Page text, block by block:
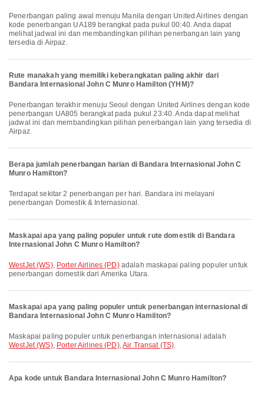
Penerbangan paling awal menuju Manila dengan United Airlines dengan
kode penerbangan UA189 berangkat pada pukul 00:40. Anda dapat
melihat jadwal ini dan membandingkan pilihan penerbangan lain yang
tersedia di Airpaz.
Rute manakah yang memiliki keberangkatan paling akhir dari
Bandara Internasional John C Munro Hamilton (YHM)?
Penerbangan terakhir menuju Seoul dengan United Airlines dengan kode
penerbangan UA805 berangkat pada pukul 23:40. Anda dapat melihat
jadwal ini dan membandingkan pilihan penerbangan lain yang tersedia di
Airpaz.
Berapa jumlah penerbangan harian di Bandara Internasional John C
Munro Hamilton?
Terdapat sekitar 2 penerbangan per hari. Bandara ini melayani
penerbangan Domestik & Internasional.
Maskapai apa yang paling populer untuk rute domestik di Bandara
Internasional John C Munro Hamilton?
WestJet (WS), Porter Airlines (PD)adalah maskapai paling populer untuk
penerbangan domestik dari Amerika Utara.
Maskapai apa yang paling populer untuk penerbangan internasional di
Bandara Internasional John C Munro Hamilton?
Maskapai paling populer untuk penerbangan internasional adalah
WestJet (WS), Porter Airlines (PD),Air Transat (TS).
Apa kode untuk Bandara Internasional John C Munro Hamilton?